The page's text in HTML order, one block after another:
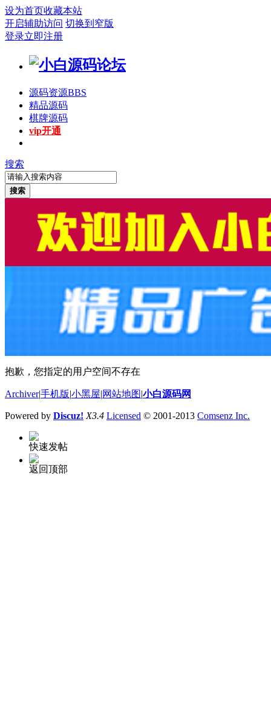
设为首页收藏本站
开启辅助访问 切换到窄版
登录立即注册
源码资源BBS
精品源码
棋牌源码
vip开通
搜索
搜索
抱歉，您指定的用户空间不存在
Archiver|手机版 小黑屋 网站地图 小白源码网
Powered by Discuz! X3.4 Licensed © 2001-2013 Comsenz Inc.
快速发帖
返回顶部